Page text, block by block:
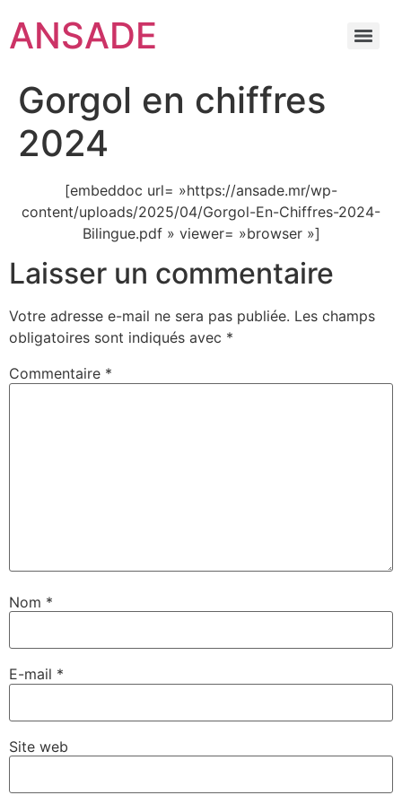
ANSADE
Gorgol en chiffres
2024
[embeddoc url= »https://ansade.mr/wp-
content/uploads/2025/04/Gorgol-En-Chiffres-2024-
Bilingue.pdf » viewer= »browser »]
Laisser un commentaire
Votre adresse e-mail ne sera pas publiée. Les champs
obligatoires sont indiqués avec *
Commentaire *
Nom *
E-mail *
Site web